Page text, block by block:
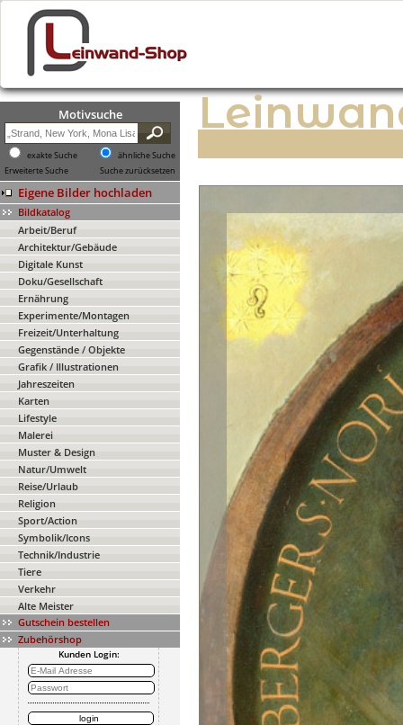
Motivsuche
exakte Suche
ähnliche Suche
Erweiterte Suche
Suche zurücksetzen
Eigene Bilder hochladen
Bildkatalog
Arbeit/Beruf
Architektur/Gebäude
Digitale Kunst
Doku/Gesellschaft
Ernährung
Experimente/Montagen
Freizeit/Unterhaltung
Gegenstände / Objekte
Grafik / Illustrationen
Jahreszeiten
Karten
Lifestyle
Malerei
Muster & Design
Natur/Umwelt
Reise/Urlaub
Religion
Sport/Action
Symbolik/Icons
Technik/Industrie
Tiere
Verkehr
Alte Meister
Gutschein bestellen
Zubehörshop
Kunden Login: